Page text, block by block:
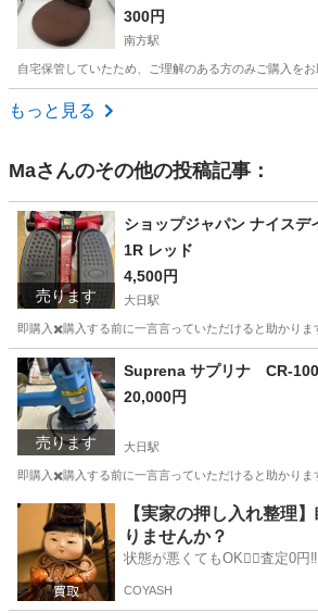
300円
南方駅
自宅保管していたため、ご理解のある方のみご購入を
大阪 大阪市
もっと見る
Maさんのその他の投稿記事：
売ります
ショップジャパン ナイスデ
1R レッド
4,500円
大日駅
即購入✖️購入する前に一言言っていただけると助かり
大阪 守口市 その他
売ります
Suprena サプリナ CR-
20,000円
大日駅
即購入✖️購入する前に一言言っていただけると助かり
大阪 守口市 大日駅 その他 カッター
【実家の押し入れ整理
りませんか？
状態が悪くてもOK🙆‍♀️査定0円‼️
COYASH